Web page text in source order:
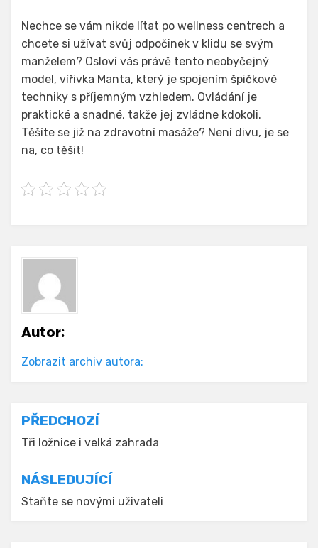
Nechce se vám nikde lítat po wellness centrech a
chcete si užívat svůj odpočinek v klidu se svým
manželem? Osloví vás právě tento neobyčejný
model, vířivka Manta, který je spojením špičkové
techniky s příjemným vzhledem. Ovládání je
praktické a snadné, takže jej zvládne kdokoli.
Těšíte se již na zdravotní masáže? Není divu, je se
na, co těšit!
Autor:
Zobrazit archiv autora:
Navigace
pro
příspěvek
PŘEDCHOZÍ
Tři ložnice i velká zahrada
NÁSLEDUJÍCÍ
Staňte se novými uživateli